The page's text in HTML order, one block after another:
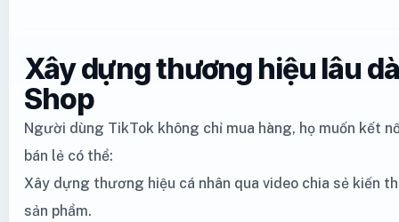
Xây dựng thương hiệu lâu
Shop
Người dùng TikTok không chỉ mua hàng, họ muốn kết
bán lẻ có thể:
Xây dựng thương hiệu cá nhân qua video chia sẻ kiến
sản phẩm.